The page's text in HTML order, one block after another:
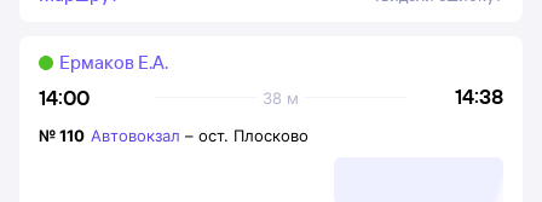
14:00 14:38
38 м
Ермаков Е.А.
№110 Автовокзал – ост. Плосково